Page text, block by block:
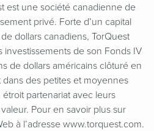
est une société canadienne de
privé. Forte d’un capital
dollars canadiens, TorQuest
de son Fonds IV
de dollars américains clôturé en
dans des petites et moyennes
partenariat avec leurs
Pour en savoir plus sur
à l’adresse www​.torquest​.com.